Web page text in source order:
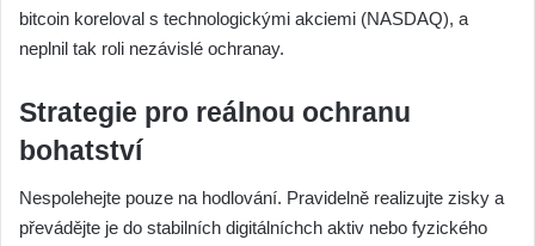
bitcoin koreloval s technologickými akciemi (NASDAQ), a
neplnil tak roli nezávislé ochranay.
Strategie pro reálnou ochranu
bohatství
Nespolehejte pouze na hodlování. Pravidelně realizujte zisky a
převádějte je do stabilních digitálníchch aktiv nebo fyzického